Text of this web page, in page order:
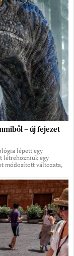
– új fejezet
lépett egy
létrehozniuk egy
módosított változata,